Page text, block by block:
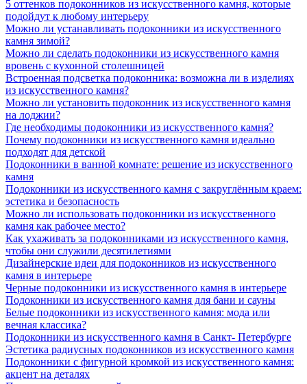
5 оттенков подоконников из искусственного камня, которые
подойдут к любому интерьеру
Можно ли устанавливать подоконники из искусственного
камня зимой?
Можно ли сделать подоконники из искусственного камня
вровень с кухонной столешницей
Встроенная подсветка подоконника: возможна ли в изделиях
из искусственного камня?
Можно ли установить подоконник из искусственного камня
на лоджии?
Где необходимы подоконники из искусственного камня?
Почему подоконники из искусственного камня идеально
подходят для детской
Подоконники в ванной комнате: решение из искусственного
камня
Подоконники из искусственного камня с закруглённым краем:
эстетика и безопасность
Можно ли использовать подоконники из искусственного
камня как рабочее место?
Как ухаживать за подоконниками из искусственного камня,
чтобы они служили десятилетиями
Дизайнерские идеи для подоконников из искусственного
камня в интерьере
Черные подоконники из искусственного камня в интерьере
Подоконники из искусственного камня для бани и сауны
Белые подоконники из искусственного камня: мода или
вечная классика?
Подоконники из искусственного камня в Санкт- Петербурге
Эстетика радиусных подоконников из искусственного камня
Подоконники с фигурной кромкой из искусственного камня:
акцент на деталях